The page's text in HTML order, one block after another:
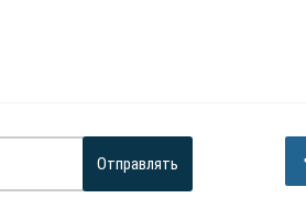
Отправлять